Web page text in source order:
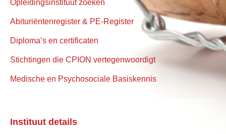
Opleidingsinstituut zoeken
Abituriëntenregister & PE-Register
Diploma’s en certificaten
Stichtingen die CPION vertegenwoordigt
Medische en Psychosociale Basiskennis
Instituut details